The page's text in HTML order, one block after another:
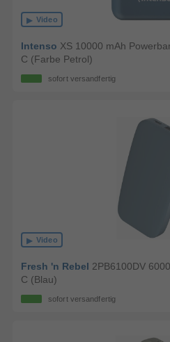
Video
Intenso XS 10000 mAh
C (Farbe Petrol)
sofort versandfertig
Video
Fresh 'n Rebel 2PB6100DV
C (Blau)
sofort versandfertig